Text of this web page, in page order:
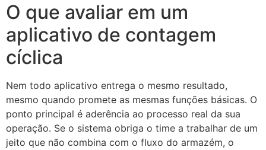
O que avaliar em um
aplicativo de contagem
cíclica
Nem todo aplicativo entrega o mesmo resultado,
mesmo quando promete as mesmas funções básicas. O
ponto principal é aderência ao processo real da sua
operação. Se o sistema obriga o time a trabalhar de um
jeito que não combina com o fluxo do armazém, o